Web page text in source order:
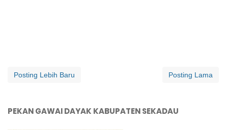
Posting Lebih Baru Posting Lama
PEKAN GAWAI DAYAK KABUPATEN SEKADAU